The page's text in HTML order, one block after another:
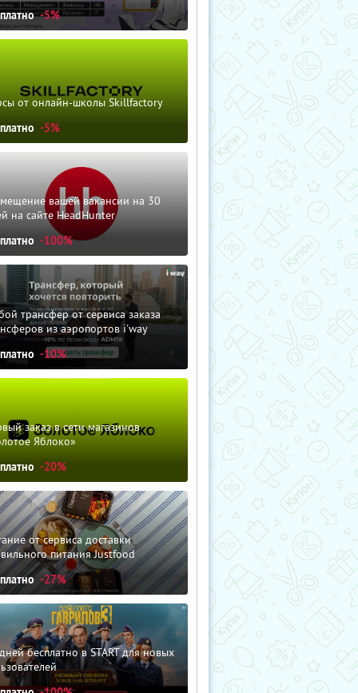
-5%
от онлайн-школы Skillfactory
-5%
вашей вакансии на 30
на сайте HeadHunter
-100%
трансфер от сервиса заказа
из аэропортов i'way
-10%
заказ в сети магазинов
Яблоко»
-20%
от сервиса доставки
питания Justfood
-27%
бесплатно в START для новых